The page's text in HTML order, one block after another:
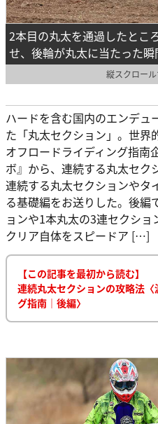
2本目の丸太を通過したとこ
せ、後輪が丸太に当たった瞬
縦スクロー
ハードを含む国内のエンデュ
た「丸太セクション」。世界
オフロードライディング指南
ボ』から、連続する丸太セク
連続する丸太セクションやタ
る基礎編をお送りした。後編
ョンや1本丸太の3連セクシ
クリア自体をスピードア […]
【この記事を最初から読む】
連続丸太セクションの攻略法
グ指南｜後編〉